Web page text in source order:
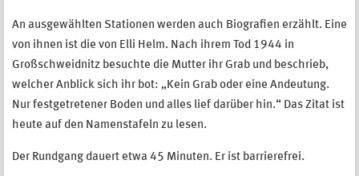
An ausgewählten Stationen werden auch Biografien erzählt. Eine
von ihnen ist die von Elli Helm. Nach ihrem Tod 1944 in
Großschweidnitz besuchte die Mutter ihr Grab und beschrieb,
welcher Anblick sich ihr bot: „Kein Grab oder eine Andeutung.
Nur festgetretener Boden und alles lief darüber hin.“ Das Zitat ist
heute auf den Namenstafeln zu lesen.
Der Rundgang dauert etwa 45 Minuten. Er ist barrierefrei.